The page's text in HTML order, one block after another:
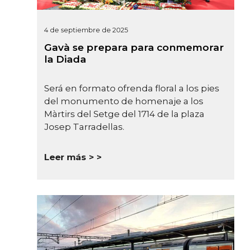
4 de septiembre de 2025
Gavà se prepara para conmemorar
la Diada
Será en formato ofrenda floral a los pies
del monumento de homenaje a los
Màrtirs del Setge del 1714 de la plaza
Josep Tarradellas.
Leer más >